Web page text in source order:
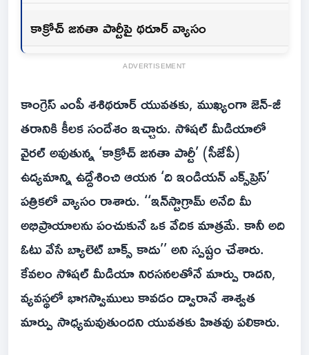
కాక్రోచ్ జనతా పార్టీపై థరూర్ వ్యాసం
ADVERTISEMENT
కాంగ్రెస్ ఎంపీ శశిథరూర్ యువతకు, ముఖ్యంగా జెన్-జీ
తరానికి కీలక సందేశం ఇచ్చారు. సోషల్ మీడియాలో
వైరల్ అవుతున్న ‘కాక్రోచ్ జనతా పార్టీ’ (సీజేపీ)
ఉద్యమాన్ని ఉద్దేశించి ఆయన ‘ది ఇండియన్ ఎక్స్‌ప్రెస్’
పత్రికలో వ్యాసం రాశారు. ‘‘ఇన్‌స్టాగ్రామ్ అనేది మీ
అభిప్రాయాలను పంచుకునే ఒక వేదిక మాత్రమే. కానీ అది
ఓటు వేసే బ్యాలెట్ బాక్స్ కాదు’’ అని స్పష్టం చేశారు.
కేవలం సోషల్ మీడియా నిరసనలతోనే మార్పు రాదని,
వ్యవస్థలో భాగస్వాములు కావడం ద్వారానే శాశ్వత
మార్పు సాధ్యమవుతుందని యువతకు హితవు పలికారు.